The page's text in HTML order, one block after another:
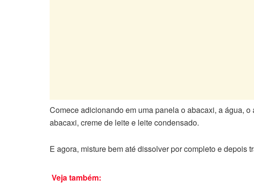
Comece adicionando em uma panela o abacaxi, a água,
abacaxi, creme de leite e leite condensado.
E agora, misture bem até dissolver por completo e depois
Veja também: